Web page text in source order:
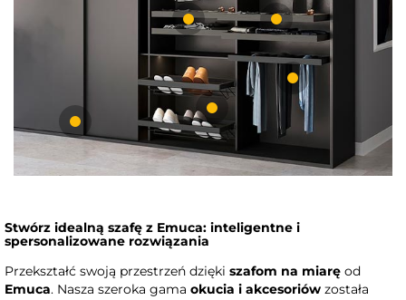
Stwórz idealną szafę z Emuca: inteligentne i
spersonalizowane rozwiązania
Przekształć swoją przestrzeń dzięki szafom na miarę od
Emuca. Nasza szeroka gama okucia i akcesoriów została